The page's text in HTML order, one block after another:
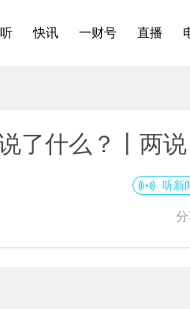
快讯 一财号 直播
了什么？丨两说
听新
分